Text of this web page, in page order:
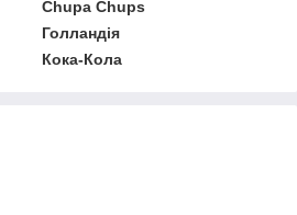
Chupa Chups
Голландія
Кока-Кола